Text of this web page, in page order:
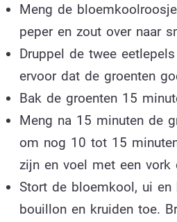
Meng de
peper en zout over naar
Druppel de twee
ervoor dat de groenten
Bak de groenten 15
Meng na 15 minuten de
om nog 10 tot 15
zijn en voel met een
Stort de bloemkool, ui
bouillon en kruiden toe.